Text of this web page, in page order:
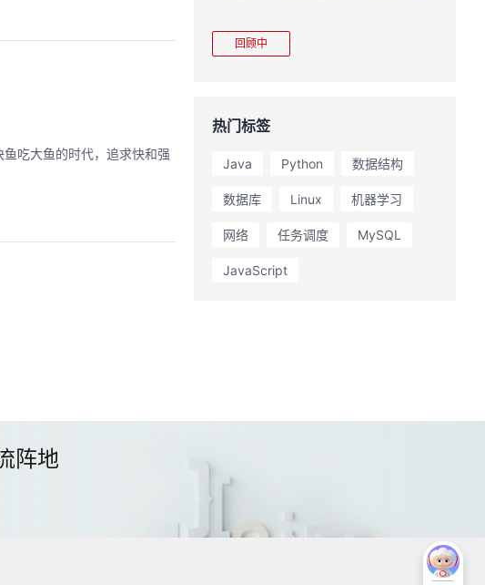
吃大鱼的时代，追求快和强
回顾中
热门标签
Java Python 数据结构
数据库 Linux 机器学习
网络 任务调度 MySQL
JavaScript